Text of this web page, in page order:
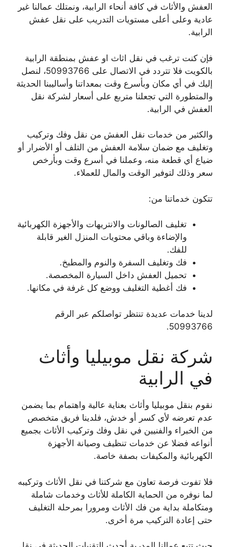
العفش والأثاث في كافة أنحاء الرابية، ونمتلك عمالنا غير
عادية وعلى أعلى مستويات التدريب على نقل عفش
الرابية.
فإن كنت ترغب في نقل اثاث او عفش بمنطقة الرابية
بالكويت فلا تتردد في الاتصال على 50993766، لنصل
إليك في أي مكان وبأسرع وقت بمعداتنا وأساليبنا الحديثة
والمتطورة التي تجعلنا متربع على أسعار لشركة نقل
العفش في الرابية.
والكثير من خدمات نقل العفش من نقل وفك وتركيب
وتغليف مع ضمان سلامة العفش من التلف أو الأضرار أو
ضياع أي قطعة منه، وعملنا في أسرع وقت وبأرخص
سعر وذلك لتوفير الوقت والمال للعملاء.
تتكون خدماتنا من:
تغليف الصالونات والانتريهات والأجهزة الكهربائية
والإضاءة وباقي محتويات المنزل الغير قابلة
للفك.
فك وتغليف السفرة والنوم والمطبخ.
تحميل العفش داخل السيارة المخصصة.
فك أغطية التغليف ووضع كل غرفة في مكانها.
لدينا خدمات عديدة تنتظر تواصلكم عبر الرقم
50993766.
شركة نقل موبيليا وأثاث
في الرابية
نقوم بنقل موبيليا وأثاث بعناية عالية واهتمام بما يضمن
عدم تعرضه لأي كسر أو خدش، فلدينا فريق متخصص
من الخبراء والفنيين في نقل وفك وتركيب الأثاث بجميع
أنواعه فضلا عن خدمات تنظيف وصيانة الأجهزة
الكهربائية والمكيفات بصفة خاصة.
فلا تفوت فرصة تعاون مع شركتنا في نقل الأثاث وتركيبه
لما نوفره من الحماية الكاملة للأثاث وخدمات شاملة
ومتكاملة بداية من فك الأثاث ومرورا بمرحلة التغليف
حتى إعادة التركيب مرة أخرى.